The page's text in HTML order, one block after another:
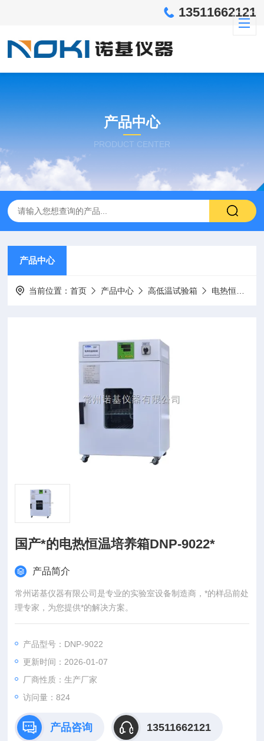
13511662121
产品中心
PRODUCT CENTER
产品中心
当前位置：首页 产品中心 高低温试验箱 电热恒温培养箱
国产*的电热恒温培养箱DNP-9022*
产品简介
常州诺基仪器有限公司是专业的实验室设备制造商，*的样品前处
理专家，为您提供*的解决方案。
产品型号：DNP-9022
更新时间：2026-01-07
厂商性质：生产厂家
访问量：824
产品咨询 13511662121